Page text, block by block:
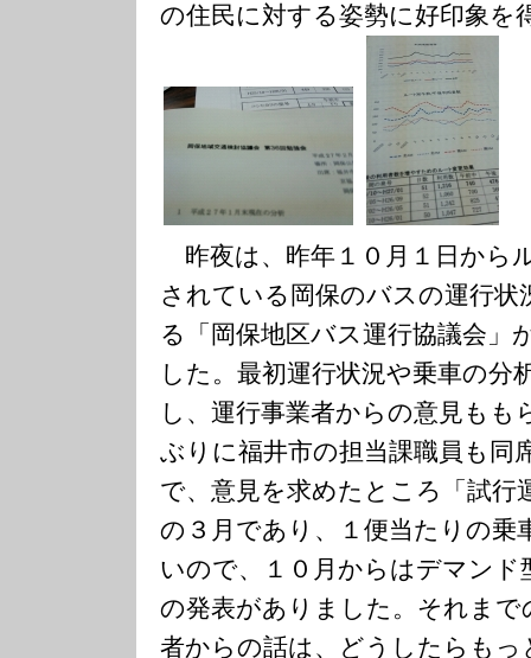
の住民に対する姿勢に好印象を
昨夜は、昨年１０月１日から
されている岡保のバスの運行状
る「岡保地区バス運行協議会」
した。最初運行状況や乗車の分
し、運行事業者からの意見もも
ぶりに福井市の担当課職員も同
で、意見を求めたところ「試行
の３月であり、１便当たりの乗
いので、１０月からはデマンド
の発表がありました。それまで
者からの話は、どうしたらもっ